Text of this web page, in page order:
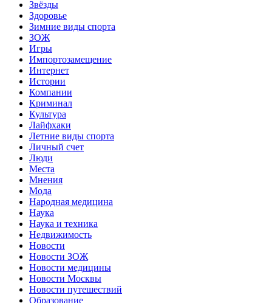
Звёзды
Здоровье
Зимние виды спорта
ЗОЖ
Игры
Импортозамещение
Интернет
Истории
Компании
Криминал
Культура
Лайфхаки
Летние виды спорта
Личный счет
Люди
Места
Мнения
Мода
Народная медицина
Наука
Наука и техника
Недвижимость
Новости
Новости ЗОЖ
Новости медицины
Новости Москвы
Новости путешествий
Образование